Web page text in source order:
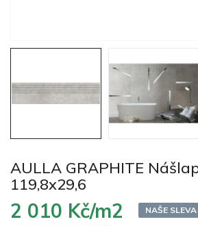
AULLA GRAPHITE
119,8x29,6
2 010 Kč/m2
NAŠE